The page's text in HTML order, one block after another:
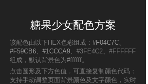
糖果少女配色方案
该配色由以下HEX色彩组成： #F04C7C、
#F59CB6、 #1CCCA9、#3FE4C2、#FFFFFF
组成，默认背景色为#ffffff。
点击圆形及下方色值，可直接复制颜色代码；
支持手动调整页面背景颜色及文字颜色，实时